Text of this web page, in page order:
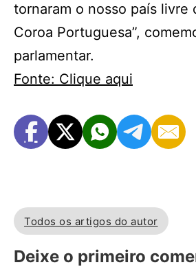
tornaram o nosso país livre
Coroa Portuguesa”,
parlamentar.
Fonte: Clique aqui
Todos os artigos do autor
Deixe o primeiro